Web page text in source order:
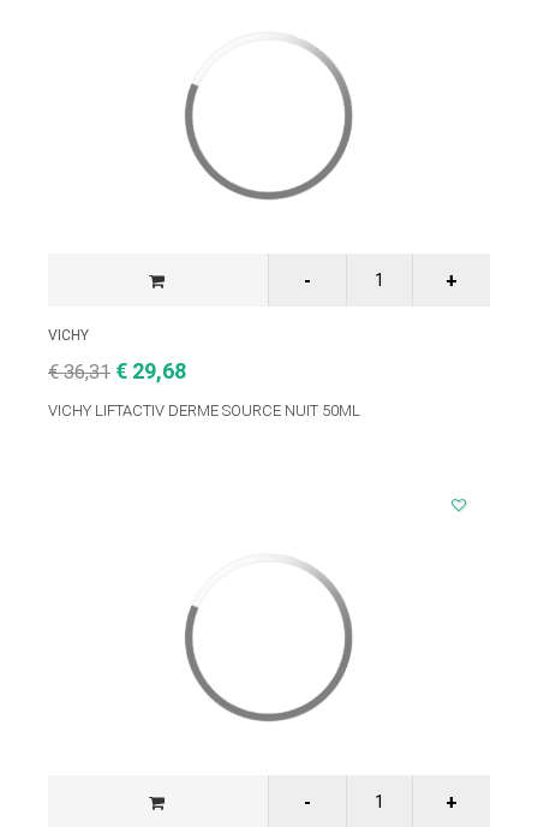
VICHY
€ 36,31 € 29,68
VICHY LIFTACTIV DERME SOURCE NUIT 50ML